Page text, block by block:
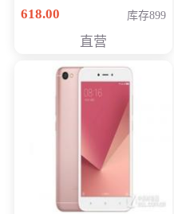
618.00
库存899
直营